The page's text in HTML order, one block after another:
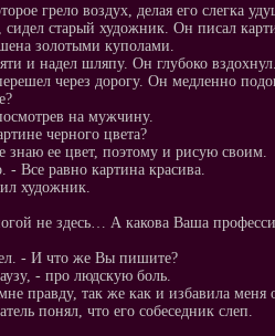
грело воздух, делая его слегка
старый художник. Он писал
золотыми куполами.
и надел шляпу. Он глубоко
через дорогу. Он медленно
на мужчину.
черного цвета?
ее цвет, поэтому и рисую своим.
Все равно картина красива.
художник.
не здесь… А какова Ваша
- И что же Вы пишите?
- про людскую боль.
правду, так же как и избавила меня
понял, что его собеседник слеп.